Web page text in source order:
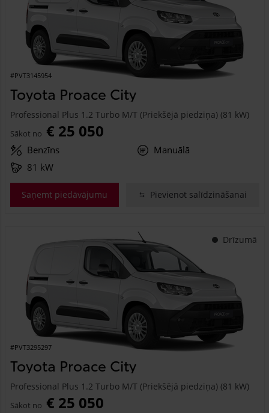
#PVT3145954
Toyota Proace City
Professional Plus 1.2 Turbo M/T (Priekšējā piedziņa) (81 kW)
Sākot no € 25 050
Benzīns
Manuālā
81 kW
Saņemt piedāvājumu Pievienot salīdzināšanai
Drīzumā
#PVT3295297
Toyota Proace City
Professional Plus 1.2 Turbo M/T (Priekšējā piedziņa) (81 kW)
Sākot no € 25 050